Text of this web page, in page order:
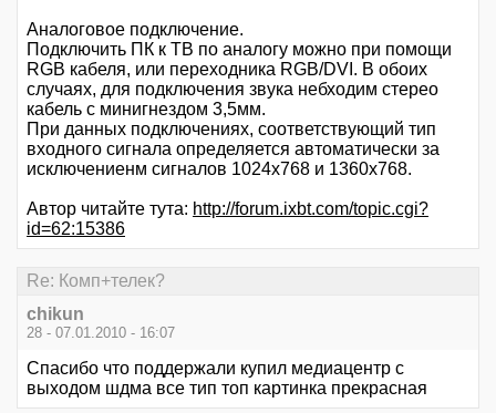
Аналоговое подключение.
Подключить ПК к ТВ по аналогу можно при помощи
RGB кабеля, или переходника RGB/DVI. В обоих
случаях, для подключения звука небходим стерео
кабель с минигнездом 3,5мм.
При данных подключениях, соответствующий тип
входного сигнала определяется автоматически за
исключениенм сигналов 1024х768 и 1360х768.
Автор читайте тута: http://forum.ixbt.com/topic.cgi?
id=62:15386
Re: Комп+телек?
chikun
28 - 07.01.2010 - 16:07
Спасибо что поддержали купил медиацентр с
выходом шдма все тип топ картинка прекрасная